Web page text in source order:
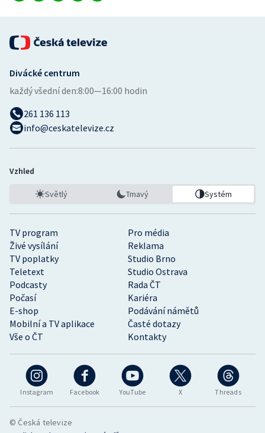
Instagram Facebook YouTube X Threads
TV program
Pro média
Živé vysílání
Reklama
TV poplatky
Studio Brno
Teletext
Studio Ostrava
Podcasty
Rada ČT
Počasí
Kariéra
E-shop
Podávání námětů
Mobilní a TV aplikace
Časté dotazy
Vše o ČT
Kontakty
Divácké centrum
každý všední den:8:00—16:00 hodin
261 136 113
info@ceskatelevize.cz
Vzhled
Světlý Tmavý Systém
© Česká televize